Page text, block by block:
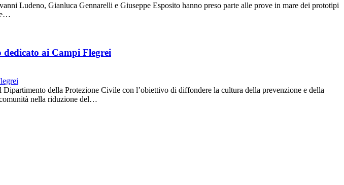
Ludeno, Gianluca Gennarelli e Giuseppe Esposito hanno preso parte alle prove in mare dei prototipi
e…
dedicato ai Campi Flegrei
della Protezione Civile con l’obiettivo di diffondere la cultura della prevenzione e della
nella riduzione del…